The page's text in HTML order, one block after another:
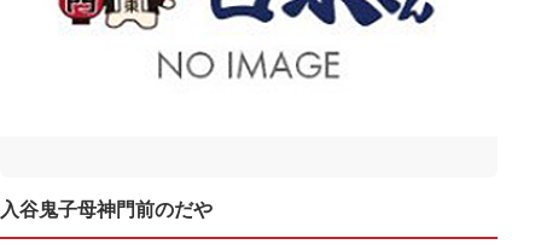
入谷鬼子母神門前のだや